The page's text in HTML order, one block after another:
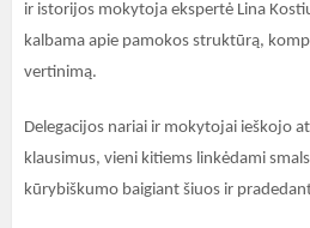
ir istorijos mokytoja ekspertė Lina
kalbama apie pamokos struktūrą,
vertinimą.
Delegacijos nariai ir mokytojai ieškojo
klausimus, vieni kitiems linkėdami
kūrybiškumo baigiant šiuos ir